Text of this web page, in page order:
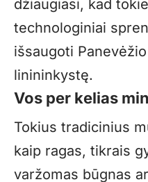
džiaugiasi, kad
technologiniai
išsaugoti
linininkystę.
Vos per kelias
Tokius tradicinius
kaip ragas, tikrais
varžomas būgnas